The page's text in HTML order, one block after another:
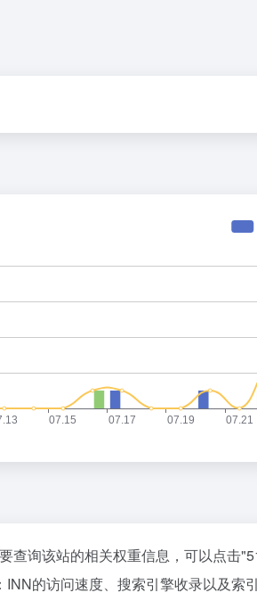
查询该站的相关权重信息，可以点击"
的访问速度、搜索引擎收录以及